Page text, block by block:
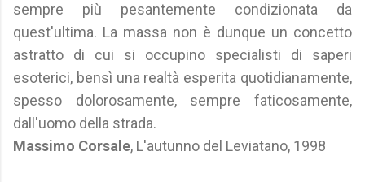
sempre più pesantemente condizionata da
quest'ultima. La massa non è dunque un concetto
astratto di cui si occupino specialisti di saperi
esoterici, bensì una realtà esperita quotidianamente,
spesso dolorosamente, sempre faticosamente,
dall'uomo della strada.
Massimo Corsale, L'autunno del Leviatano, 1998